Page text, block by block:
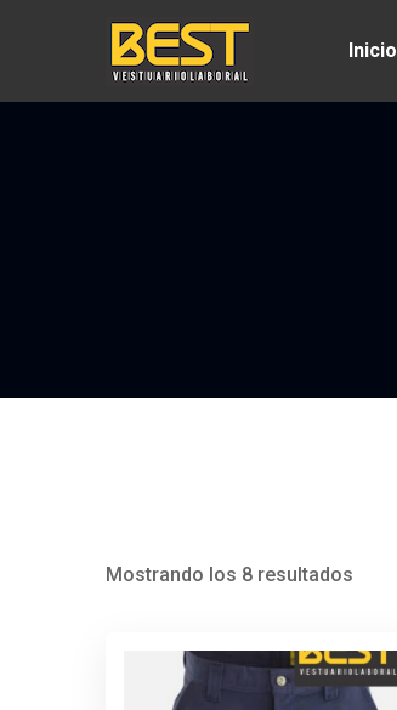
Inicio
Mostrando los 8 resultados